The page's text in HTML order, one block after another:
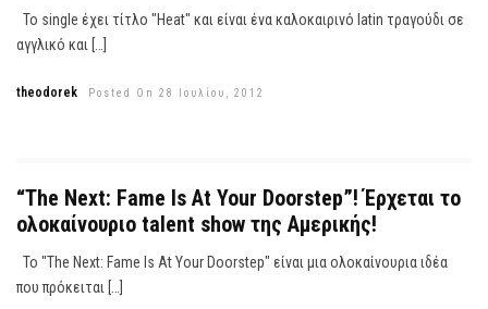
Το single έχει τίτλο "Heat" και είναι ένα καλοκαιρινό latin τραγούδι σε
αγγλικό και […]
theodorek Posted On 28 Ιουλίου, 2012
“The Next: Fame Is At Your Doorstep”! Έρχεται το
ολοκαίνουριο talent show της Αμερικής!
Το "The Next: Fame Is At Your Doorstep" είναι μια ολοκαίνουρια ιδέα
που πρόκειται […]